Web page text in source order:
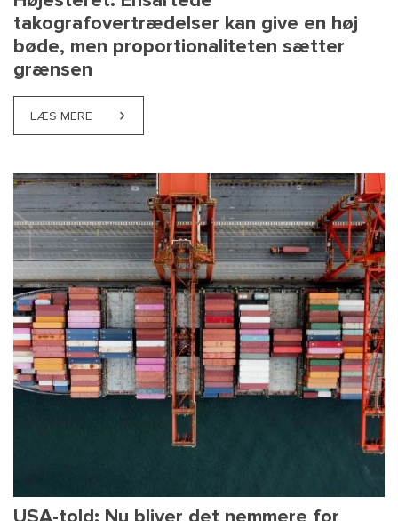
takografovertrædelser kan give en høj
bøde, men proportionaliteten sætter
grænsen
LÆS MERE ABOUT HØJESTERET: ENSARTEDE